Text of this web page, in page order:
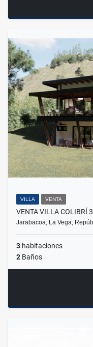
VILLA VENTA
VENTA VILLA COLIBRÍ
Jarabacoa, La Vega,
3 habitaciones
2 Baños